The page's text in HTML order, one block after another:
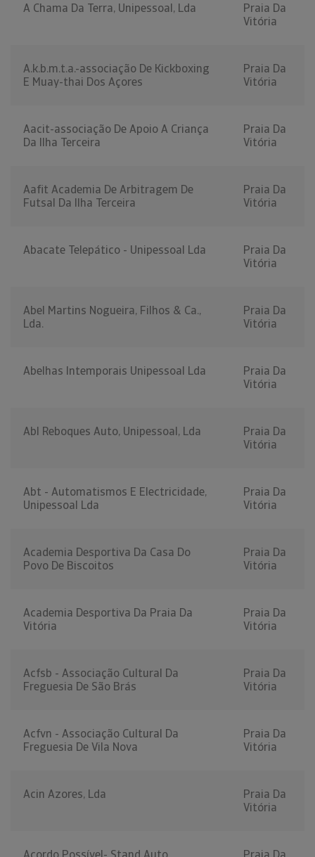
A Chama Da Terra, Unipessoal, Lda
Praia Da
Vitória
A.k.b.m.t.a.-associação De Kickboxing
E Muay-thai Dos Açores
Praia Da
Vitória
Aacit-associação De Apoio A Criança
Da Ilha Terceira
Praia Da
Vitória
Aafit Academia De Arbitragem De
Futsal Da Ilha Terceira
Praia Da
Vitória
Abacate Telepático - Unipessoal Lda
Praia Da
Vitória
Abel Martins Nogueira, Filhos & Ca.,
Lda.
Praia Da
Vitória
Abelhas Intemporais Unipessoal Lda
Praia Da
Vitória
Abl Reboques Auto, Unipessoal, Lda
Praia Da
Vitória
Abt - Automatismos E Electricidade,
Unipessoal Lda
Praia Da
Vitória
Academia Desportiva Da Casa Do
Povo De Biscoitos
Praia Da
Vitória
Academia Desportiva Da Praia Da
Vitória
Praia Da
Vitória
Acfsb - Associação Cultural Da
Freguesia De São Brás
Praia Da
Vitória
Acfvn - Associação Cultural Da
Freguesia De Vila Nova
Praia Da
Vitória
Acin Azores, Lda
Praia Da
Vitória